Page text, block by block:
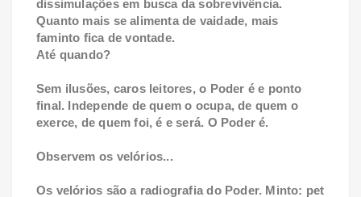
dissimulações em busca da sobrevivência.
Quanto mais se alimenta de vaidade, mais
faminto fica de vontade.
Até quando?
Sem ilusões, caros leitores, o Poder é e ponto
final. Independe de quem o ocupa, de quem o
exerce, de quem foi, é e será. O Poder é.
Observem os velórios...
Os velórios são a radiografia do Poder. Minto: pet